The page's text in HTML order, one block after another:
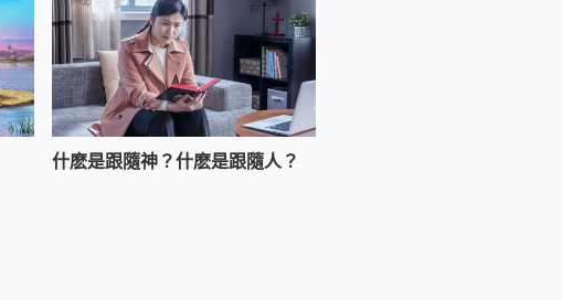
什麽是跟隨神？什麽是跟隨人？